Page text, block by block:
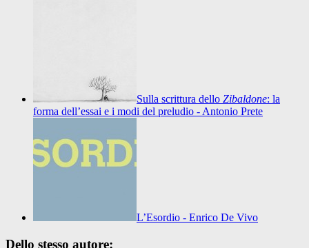
Sulla scrittura dello Zibaldone: la
forma dell’essai e i modi del preludio - Antonio Prete
L’Esordio - Enrico De Vivo
Dello stesso autore: